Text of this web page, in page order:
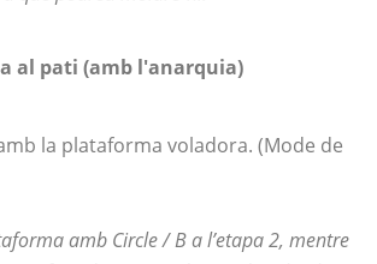
al pati (amb l'anarquia)
la plataforma voladora. (Mode de
amb Circle / B a l’etapa 2, mentre